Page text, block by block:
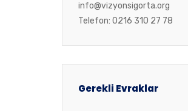
info@vizyonsigorta.org
Telefon: 0216 310 27 78
Gerekli Evraklar